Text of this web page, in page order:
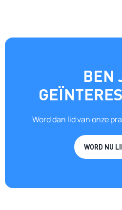
BEN
Word dan lid van onze
WORD NU